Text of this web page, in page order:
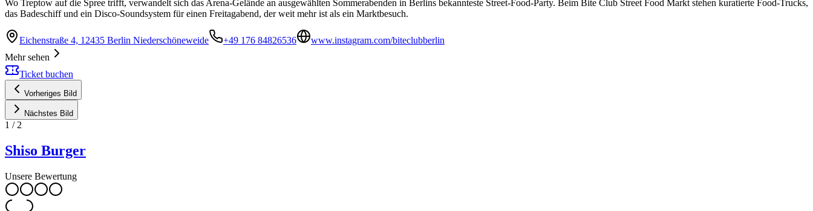
Wo Treptow auf die Spree trifft, verwandelt sich das Arena-Gelände an ausgewählten Sommerabenden in Berlins bekannteste Street-Food-Party. Beim Bite Club Street Food Markt stehen kuratierte Food-Trucks,
das Badeschiff und ein Disco-Soundsystem für einen Freitagabend, der weit mehr ist als ein Marktbesuch.
Eichenstraße 4, 12435 Berlin Niederschöneweide +49 176 84826536
www.instagram.com/biteclubberlin
Mehr sehen
Ticket buchen
Vorheriges Bild
Nächstes Bild
1 / 2
Shiso Burger
Unsere Bewertung